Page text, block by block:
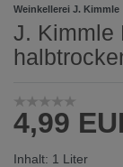
Weinkellerei J. Kimmle
J. Kimmle
4,99
Inhalt: 1 Liter